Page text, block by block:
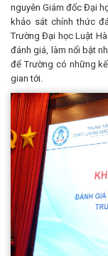
nguyên Giám đốc Đại
khảo sát chính thức
Trường Đại học Luật
đánh giá, làm nổi bật
để Trường có những
gian tới.